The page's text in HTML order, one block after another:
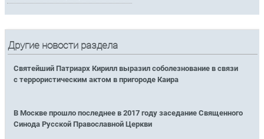
Другие новости раздела
Святейший Патриарх Кирилл выразил соболезнование в связи
с террористическим актом в пригороде Каира
В Москве прошло последнее в 2017 году заседание Священного
Синода Русской Православной Церкви